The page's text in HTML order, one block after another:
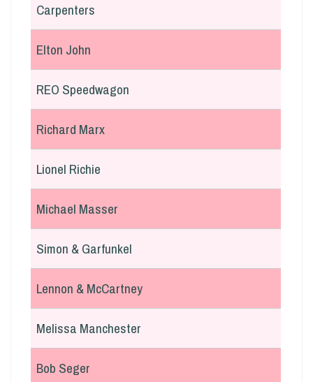
Carpenters
Elton John
REO Speedwagon
Richard Marx
Lionel Richie
Michael Masser
Simon & Garfunkel
Lennon & McCartney
Melissa Manchester
Bob Seger